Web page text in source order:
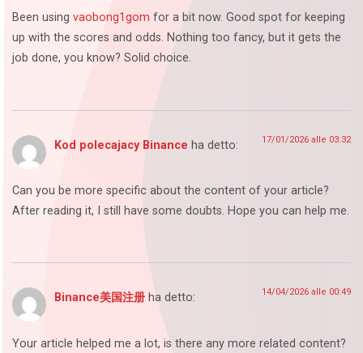
Been using vaobong1gom for a bit now. Good spot for keeping
up with the scores and odds. Nothing too fancy, but it gets the
job done, you know? Solid choice.
Kod polecajacy Binance ha detto: 17/01/2026 alle 03:32
Can you be more specific about the content of your article?
After reading it, I still have some doubts. Hope you can help me.
Binance美国注册 ha detto: 14/04/2026 alle 00:49
Your article helped me a lot, is there any more related content?